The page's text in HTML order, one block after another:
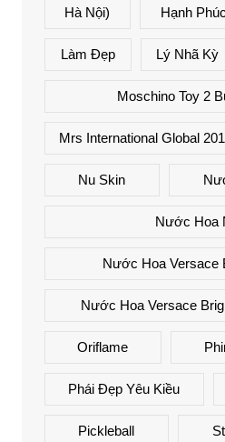
Hà Nội) Hạnh Phúc
Làm Đẹp Lý Nhã Kỳ
Moschino Toy 2
Mrs International Global
Nu Skin
Nước Hoa
Nước Hoa Versace
Nước Hoa Versace
Oriflame
Phái Đẹp Yêu Kiều
Pickleball